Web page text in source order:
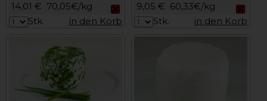
14,01 € 70,05€/kg
Stk.
in den Korb
9,05 € 60,33€/kg
Stk.
in den Korb